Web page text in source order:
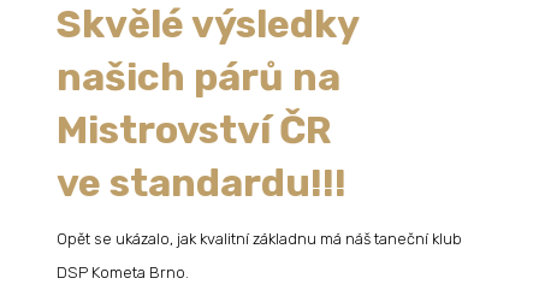
Skvělé výsledky
našich párů na
Mistrovství ČR
ve standardu!!!
Opět se ukázalo, jak kvalitní základnu má náš taneční klub
DSP Kometa Brno.